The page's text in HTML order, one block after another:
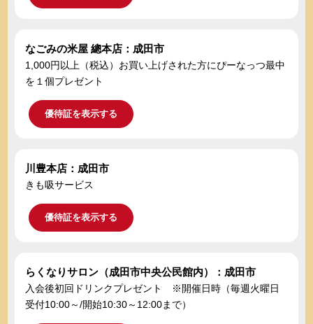
なごみの米屋 總本店：成田市
1,000円以上（税込）お買い上げされた方にぴーなっつ最中
を１個プレゼント
優待証を表示する
川豊本店：成田市
きも吸サービス
優待証を表示する
らくなりサロン（成田市中央公民館内）：成田市
入会後初回ドリンクプレゼント ※開催日時（毎週火曜日
受付10:00～/開始10:30～12:00まで）